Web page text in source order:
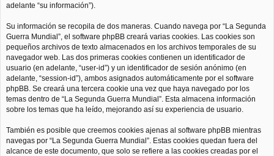
adelante “su información”).
Su información se recopila de dos maneras. Cuando navega por “La Segunda
Guerra Mundial”, el software phpBB creará varias cookies. Las cookies son
pequeños archivos de texto almacenados en los archivos temporales de su
navegador web. Las dos primeras cookies contienen un identificador de
usuario (en adelante, “user-id”) y un identificador de sesión anónimo (en
adelante, “session-id”), ambos asignados automáticamente por el software
phpBB. Se creará una tercera cookie una vez que haya navegado por los
temas dentro de “La Segunda Guerra Mundial”. Esta almacena información
sobre los temas que ha leído, mejorando así su experiencia de usuario.
También es posible que creemos cookies ajenas al software phpBB mientras
navegas por “La Segunda Guerra Mundial”. Estas cookies quedan fuera del
alcance de este documento, que solo se refiere a las cookies creadas por el